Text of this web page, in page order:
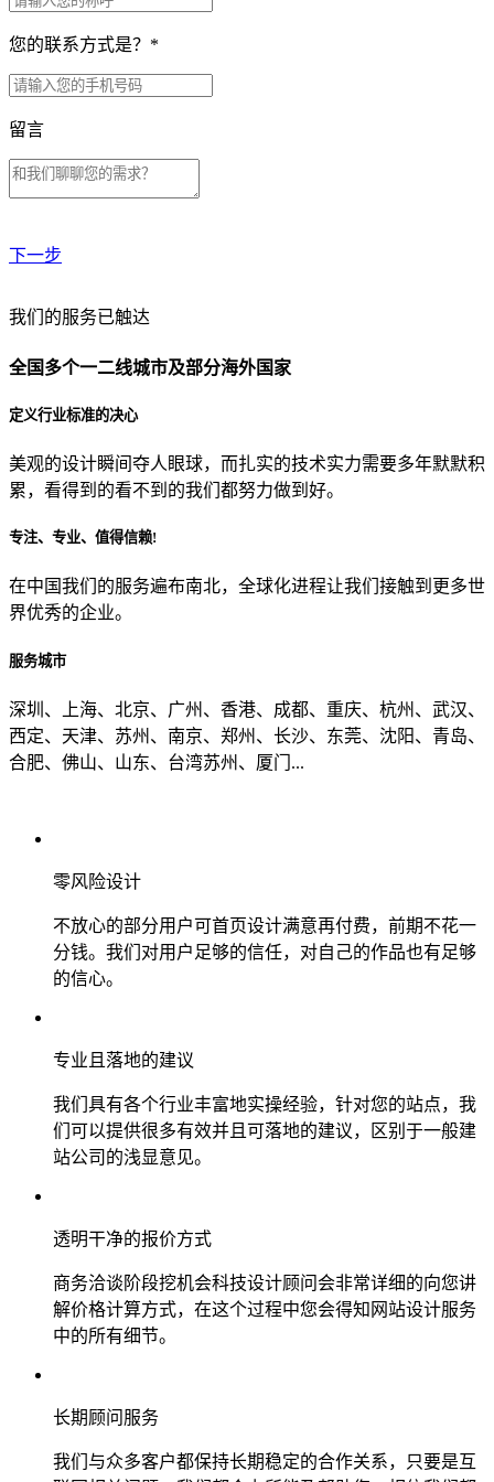
您的联系方式是？ *
留言
下一步
贵公司预算范围是？
贵公司的团队规模是？
目前主要的营销渠道是？
我们的服务已触达
全国多个一二线城市及部分海外国家
定义行业标准的决心
美观的设计瞬间夺人眼球，而扎实的技术实力需要多年默默积
累，看得到的看不到的我们都努力做到好。
专注、专业、值得信赖!
在中国我们的服务遍布南北，全球化进程让我们接触到更多世
界优秀的企业。
服务城市
深圳、上海、北京、广州、香港、成都、重庆、杭州、武汉、
西定、天津、苏州、南京、郑州、长沙、东莞、沈阳、青岛、
合肥、佛山、山东、台湾苏州、厦门...
零风险设计
不放心的部分用户可首页设计满意再付费，前期不花一
分钱。我们对用户足够的信任，对自己的作品也有足够
的信心。
专业且落地的建议
我们具有各个行业丰富地实操经验，针对您的站点，我
们可以提供很多有效并且可落地的建议，区别于一般建
站公司的浅显意见。
透明干净的报价方式
商务洽谈阶段挖机会科技设计顾问会非常详细的向您讲
解价格计算方式，在这个过程中您会得知网站设计服务
中的所有细节。
长期顾问服务
我们与众多客户都保持长期稳定的合作关系，只要是互